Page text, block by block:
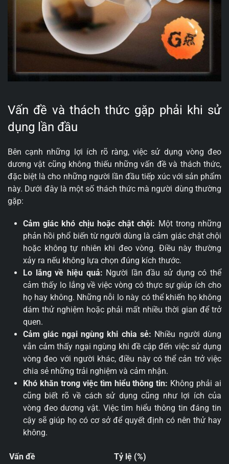
Vấn đề và thách thức gặp phải khi sử
dụng lần đầu
Bên cạnh những lợi ích rõ ràng, việc sử dụng vòng đeo
dương vật cũng không thiếu những vấn đề và thách thức,
đặc biệt là cho những người lần đầu tiếp xúc với sản phẩm
này. Dưới đây là một số thách thức mà người dùng thường
gặp:
Cảm giác khó chịu hoặc chật chội: Một trong những
phản hồi phổ biến từ người dùng là cảm giác chật chội
hoặc không tự nhiên khi đeo vòng. Điều này thường
xảy ra nếu không lựa chọn đúng kích thước.
Lo lắng về hiệu quả: Người lần đầu sử dụng có thể
cảm thấy lo lắng về việc vòng có thực sự giúp ích cho
họ hay không. Những nỗi lo này có thể khiến họ không
dám thử nghiệm hoặc phải mất nhiều thời gian để trở
quen.
Cảm giác ngại ngùng khi chia sẻ: Nhiều người dùng
vẫn cảm thấy ngại ngùng khi đề cập đến việc sử dụng
vòng đeo với người khác, điều này có thể cản trở việc
chia sẻ những trải nghiệm và cảm nhận.
Khó khăn trong việc tìm hiểu thông tin: Không phải ai
cũng biết rõ về cách sử dụng cũng như lợi ích của
vòng đeo dương vật. Việc tìm hiểu thông tin đáng tin
cậy sẽ giúp họ có cơ sở để quyết định có nên thử hay
không.
Vấn đề
Tỷ lệ (%)